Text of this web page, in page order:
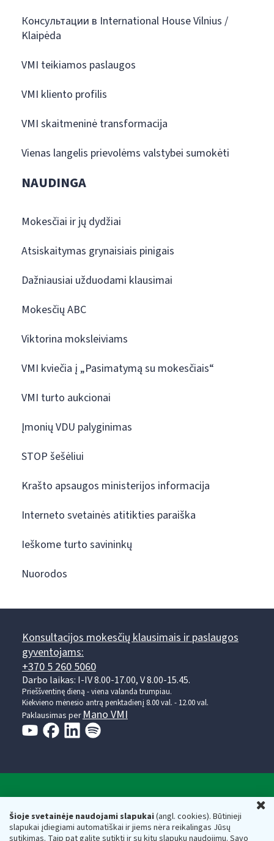
Šioje svetainėje naudojami slapukai(angl. cookies). Būtinieji
slapukai įdiegiami automatiškai ir jiems nėra reikalingas Jūsų
sutikimas. Taip pat galite sutikti ir su kitų slapukų naudojimu. Savo
Консультации в International House Vilnius /
Klaipėda
VMI teikiamos paslaugos
VMI kliento profilis
VMI skaitmeninė transformacija
Vienas langelis prievolėms valstybei sumokėti
NAUDINGA
Mokesčiai ir jų dydžiai
Atsiskaitymas grynaisiais pinigais
Dažniausiai užduodami klausimai
Mokesčių ABC
Viktorina moksleiviams
VMI kviečia į „Pasimatymą su mokesčiais“
VMI turto aukcionai
Įmonių VDU palyginimas
STOP šešėliui
Krašto apsaugos ministerijos informacija
Interneto svetainės atitikties paraiška
Ieškome turto savininkų
Nuorodos
Konsultacijos mokesčių klausimais ir paslaugos
gyventojams:
+370 5 260 5060
Darbo laikas: I-IV 8.00-17.00, V 8.00-15.45.
Prieššventinę dieną - viena valanda trumpiau.
Kiekvieno mėnesio antrą penktadienį 8.00 val. - 12.00 val.
Paklausimas per Mano VMI
Respublikos finansų ministerijos
Biudžetinė įstaiga. Juridinio asmens kodas — 188659752,